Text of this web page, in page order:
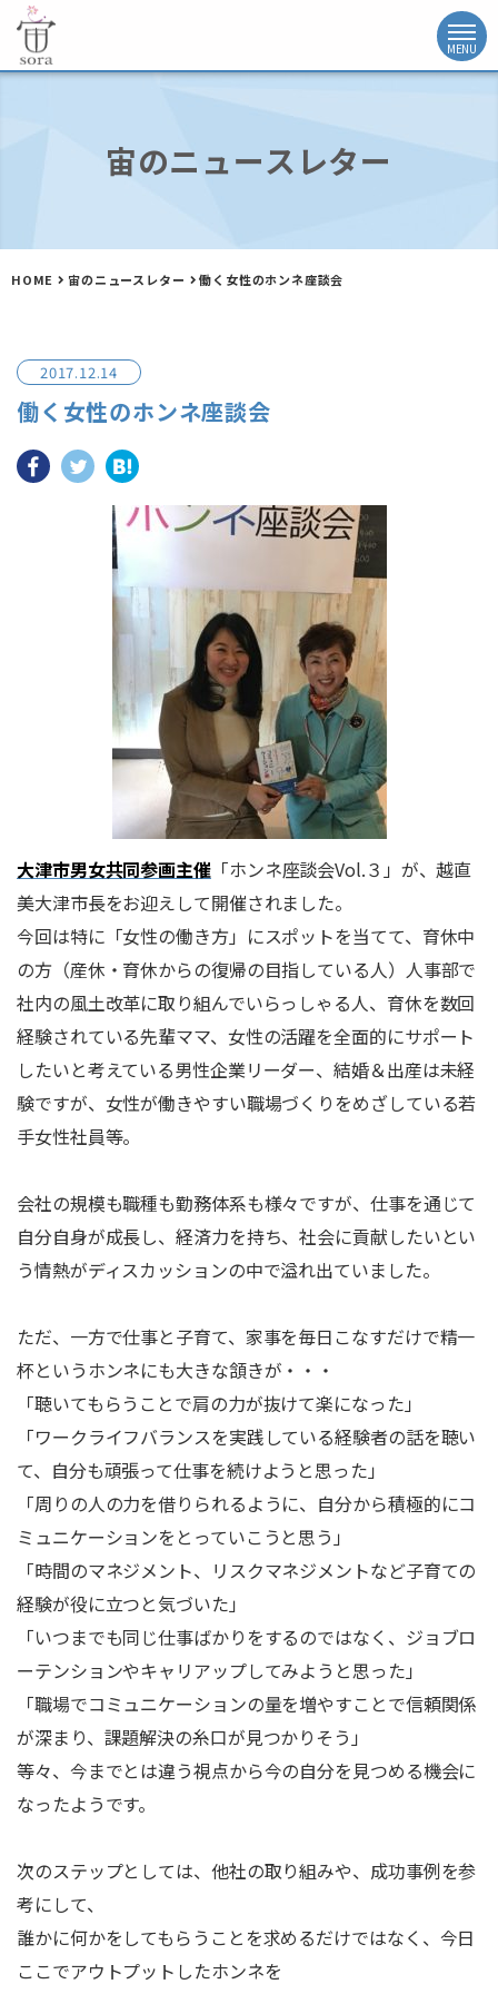
宙のニュースレター
HOME 宙のニュースレター 働く女性のホンネ座談会
2017.12.14
働く女性のホンネ座談会
大津市男女共同参画主催「ホンネ座談会Vol.３」が、越直
美大津市長をお迎えして開催されました。
今回は特に「女性の働き方」にスポットを当てて、育休中
の方（産休・育休からの復帰の目指している人）人事部で
社内の風土改革に取り組んでいらっしゃる人、育休を数回
経験されている先輩ママ、女性の活躍を全面的にサポート
したいと考えている男性企業リーダー、結婚＆出産は未経
験ですが、女性が働きやすい職場づくりをめざしている若
手女性社員等。
会社の規模も職種も勤務体系も様々ですが、仕事を通じて
自分自身が成長し、経済力を持ち、社会に貢献したいとい
う情熱がディスカッションの中で溢れ出ていました。
ただ、一方で仕事と子育て、家事を毎日こなすだけで精一
杯というホンネにも大きな頷きが・・・
「聴いてもらうことで肩の力が抜けて楽になった」
「ワークライフバランスを実践している経験者の話を聴い
て、自分も頑張って仕事を続けようと思った」
「周りの人の力を借りられるように、自分から積極的にコ
ミュニケーションをとっていこうと思う」
「時間のマネジメント、リスクマネジメントなど子育ての
経験が役に立つと気づいた」
「いつまでも同じ仕事ばかりをするのではなく、ジョブロ
ーテンションやキャリアップしてみようと思った」
「職場でコミュニケーションの量を増やすことで信頼関係
が深まり、課題解決の糸口が見つかりそう」
等々、今までとは違う視点から今の自分を見つめる機会に
なったようです。
次のステップとしては、他社の取り組みや、成功事例を参
考にして、
誰かに何かをしてもらうことを求めるだけではなく、今日
ここでアウトプットしたホンネを